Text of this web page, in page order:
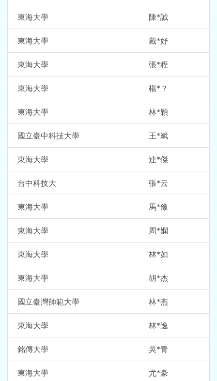
東海大學 陳*誠
東海大學 戴*妤
東海大學 張*程
東海大學 楊*？
東海大學 林*穎
國立臺中科技大學 王*斌
東海大學 連*傑
台中科技大 張*云
東海大學 馬*豫
東海大學 周*嫻
東海大學 林*如
東海大學 胡*杰
國立臺灣師範大學 林*燕
東海大學 林*逸
銘傳大學 吳*青
東海大學 尤*豪